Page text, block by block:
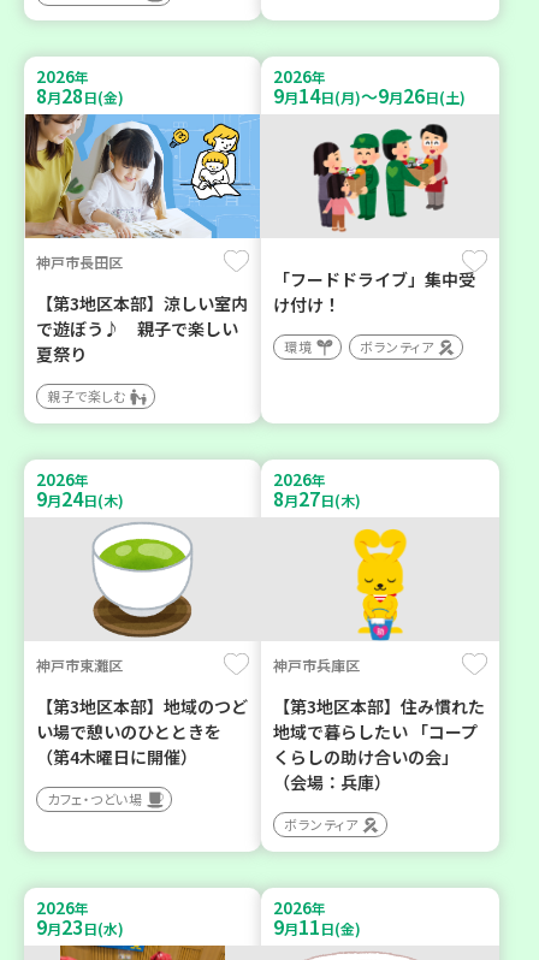
2026年
8月28日(金)
神戸市長田区
【第3地区本部】涼しい室内
で遊ぼう♪ 親子で楽しい
夏祭り
親子で楽しむ
2026年
9月14日(月)～9月26日(土)
「フードドライブ」集中受
け付け！
環境 ボランティア
2026年
9月24日(木)
神戸市東灘区
【第3地区本部】地域のつど
い場で憩いのひとときを
（第4木曜日に開催）
カフェ・つどい場
2026年
8月27日(木)
神戸市兵庫区
【第3地区本部】住み慣れた
地域で暮らしたい 「コープ
くらしの助け合いの会」
（会場：兵庫）
ボランティア
2026年
9月23日(水)
2026年
9月11日(金)